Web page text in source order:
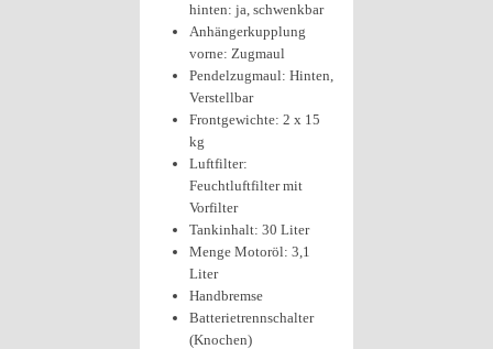
hinten: ja, schwenkbar
Anhängerkupplung
vorne: Zugmaul
Pendelzugmaul: Hinten,
Verstellbar
Frontgewichte: 2 x 15
kg
Luftfilter:
Feuchtluftfilter mit
Vorfilter
Tankinhalt: 30 Liter
Menge Motoröl: 3,1
Liter
Handbremse
Batterietrennschalter
(Knochen)